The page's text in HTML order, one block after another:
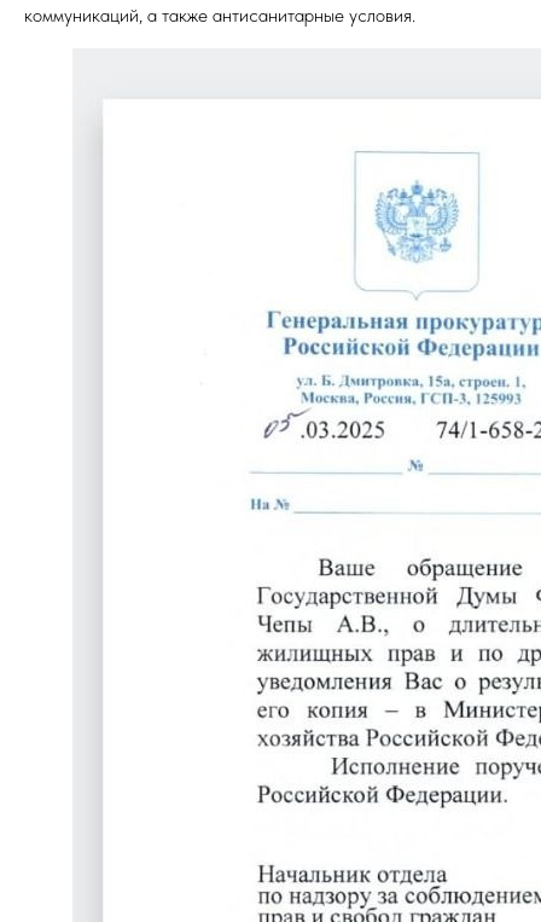
коммуникаций, а также антисанитарные условия.